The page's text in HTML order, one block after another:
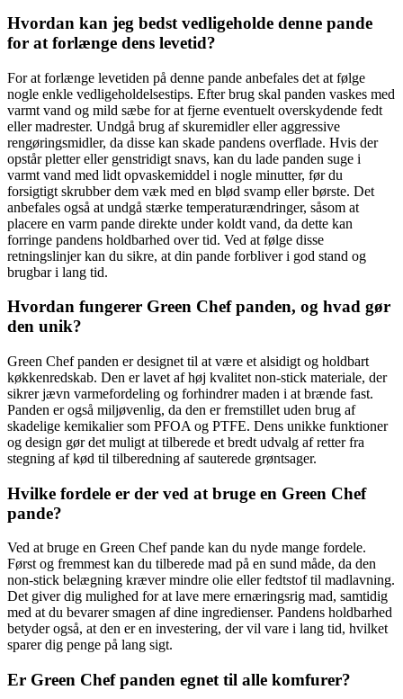
Hvordan kan jeg bedst vedligeholde denne pande
for at forlænge dens levetid?
For at forlænge levetiden på denne pande anbefales det at følge
nogle enkle vedligeholdelsestips. Efter brug skal panden vaskes med
varmt vand og mild sæbe for at fjerne eventuelt overskydende fedt
eller madrester. Undgå brug af skuremidler eller aggressive
rengøringsmidler, da disse kan skade pandens overflade. Hvis der
opstår pletter eller genstridigt snavs, kan du lade panden suge i
varmt vand med lidt opvaskemiddel i nogle minutter, før du
forsigtigt skrubber dem væk med en blød svamp eller børste. Det
anbefales også at undgå stærke temperaturændringer, såsom at
placere en varm pande direkte under koldt vand, da dette kan
forringe pandens holdbarhed over tid. Ved at følge disse
retningslinjer kan du sikre, at din pande forbliver i god stand og
brugbar i lang tid.
Hvordan fungerer Green Chef panden, og hvad gør
den unik?
Green Chef panden er designet til at være et alsidigt og holdbart
køkkenredskab. Den er lavet af høj kvalitet non-stick materiale, der
sikrer jævn varmefordeling og forhindrer maden i at brænde fast.
Panden er også miljøvenlig, da den er fremstillet uden brug af
skadelige kemikalier som PFOA og PTFE. Dens unikke funktioner
og design gør det muligt at tilberede et bredt udvalg af retter fra
stegning af kød til tilberedning af sauterede grøntsager.
Hvilke fordele er der ved at bruge en Green Chef
pande?
Ved at bruge en Green Chef pande kan du nyde mange fordele.
Først og fremmest kan du tilberede mad på en sund måde, da den
non-stick belægning kræver mindre olie eller fedtstof til madlavning.
Det giver dig mulighed for at lave mere ernæringsrig mad, samtidig
med at du bevarer smagen af dine ingredienser. Pandens holdbarhed
betyder også, at den er en investering, der vil vare i lang tid, hvilket
sparer dig penge på lang sigt.
Er Green Chef panden egnet til alle komfurer?